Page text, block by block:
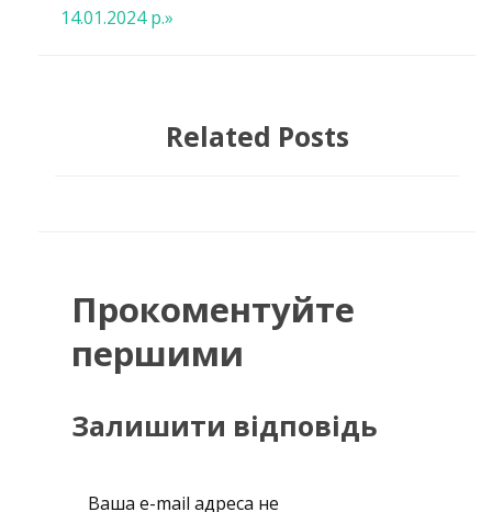
14.01.2024 р.»
Related Posts
Прокоментуйте
першими
Залишити відповідь
Ваша e-mail адреса не